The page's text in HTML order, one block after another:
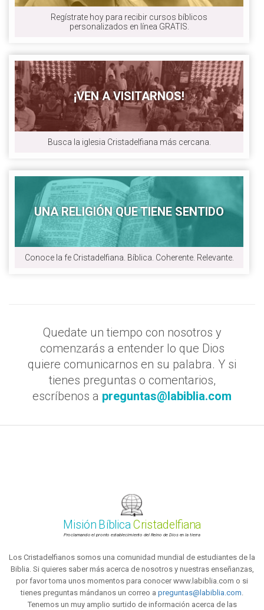
Regístrate hoy para recibir cursos bíblicos
personalizados en línea GRATIS.
¡VEN A VISITARNOS!
Busca la iglesia Cristadelfiana más cercana.
UNA RELIGIÓN QUE TIENE SENTIDO
Conoce la fe Cristadelfiana. Bíblica. Coherente. Relevante.
Quedate un tiempo con nosotros y
comenzarás a entender lo que Dios
quiere comunicarnos en su palabra. Y si
tienes preguntas o comentarios,
escríbenos a preguntas@labiblia.com
Misión BíblicaCristadelfiana
Proclamando el pronto establecimiento del Reino de Dios en la tierra
Los Cristadelfianos somos una comunidad mundial de estudiantes de la
Biblia. Si quieres saber más acerca de nosotros y nuestras enseñanzas,
por favor toma unos momentos para conocer www.labiblia.com o si
tienes preguntas mándanos un correo a preguntas@labiblia.com
Tenemos un muy amplio surtido de información acerca de las